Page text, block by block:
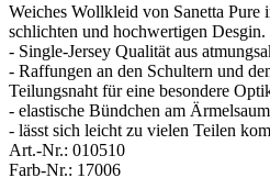
Weiches Wollkleid von Sanetta Pure
schlichten und hochwertigen Desgin.
- Single-Jersey Qualität aus
- Raffungen an den Schultern und
Teilungsnaht für eine besondere
- elastische Bündchen am
- lässt sich leicht zu vielen Teilen
Art.-Nr.: 010510
Farb-Nr.: 17006